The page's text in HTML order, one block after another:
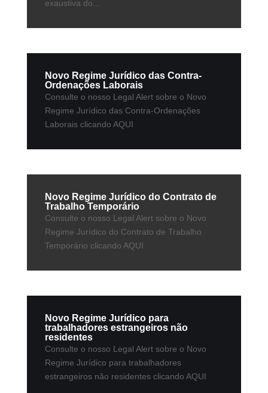
exaustiva do...
Novo Regime Jurídico das Contra-
Ordenações Laborais
Consulte o nosso Legal Alert sobre o Novo
Regime Jurídico das Contra-Ordenações
Laborais clicando AQUI
Novo Regime Jurídico do Contrato de
Trabalho Temporário
Consulte o nosso Legal Alert sobre o Novo
Regime Jurídico do Contrato de Trabalho
Temporário clicando AQUI
Novo Regime Jurídico para
trabalhadores estrangeiros não
residentes
Consulte o nosso Legal Alert sobre o Novo
Regime Jurídico para trabalhadores
estrangeiros não residentes clicando AQUI